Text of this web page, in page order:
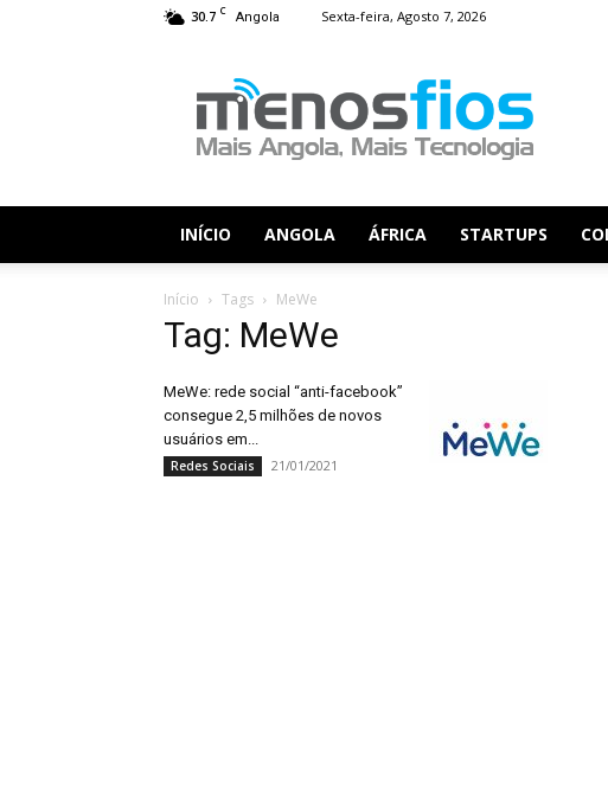
30.7 C Angola Sexta-feira, Agosto 7, 2026
Fios
INÍCIO ANGOLA ÁFRICA STARTUPS
Início Tags MeWe
Tag: MeWe
MeWe: rede social “anti-facebook”
consegue 2,5 milhões de novos
usuários em...
Redes Sociais 21/01/2021